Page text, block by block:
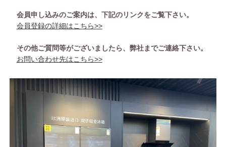
会員申し込みのご案内は、下記のリンクをご覧下さい。
会員登録の詳細はこちら>>
その他ご質問等がございましたら、弊社までご連絡下さい。
お問い合わせ先はこちら>>